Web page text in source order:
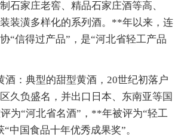
石家庄老窖、精品石家庄酒等高、
装潢多样化的系列酒。**年以来，连
“信得过产品”，是“河北省轻工产品
酒：典型的甜型黄酒，20世纪初落户
久负盛名，并出口日本、东南亚等国
为“河北省名酒”，**年被评为“轻工
中国食品十年优秀成果奖”。